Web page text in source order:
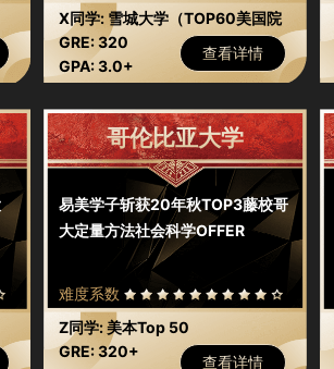
X同学: 雪城大学（TOP60美国院
校）
GRE: 320
GPA: 3.0+
查看详情
哥伦比亚大学
易美学子斩获20年秋TOP3藤校哥
大定量方法社会科学OFFER
难度系数
Z同学: 美本Top 50
GRE: 320+
查看详情